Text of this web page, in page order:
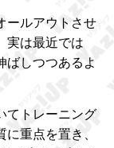
ールアウトさせ
実は最近では
ばしつつあるよ
てトレーニング
重点を置き、